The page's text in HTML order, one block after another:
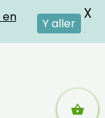
Y aller
X